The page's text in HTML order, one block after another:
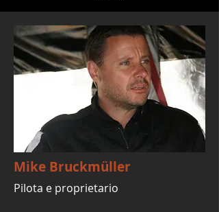
Mike Bruckmüller
Pilota e proprietario